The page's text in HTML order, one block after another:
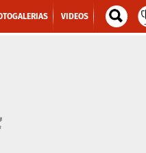
VIDEOS